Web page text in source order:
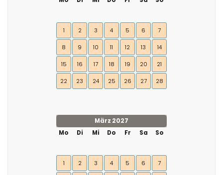
1 2 3 4 5 6 7
8 9 10 11 12 13 14
15 16 17 18 19 20 21
22 23 24 25 26 27 28
März 2027
Mo
Di Mi Do Fr Sa So
1 2 3 4 5 6 7